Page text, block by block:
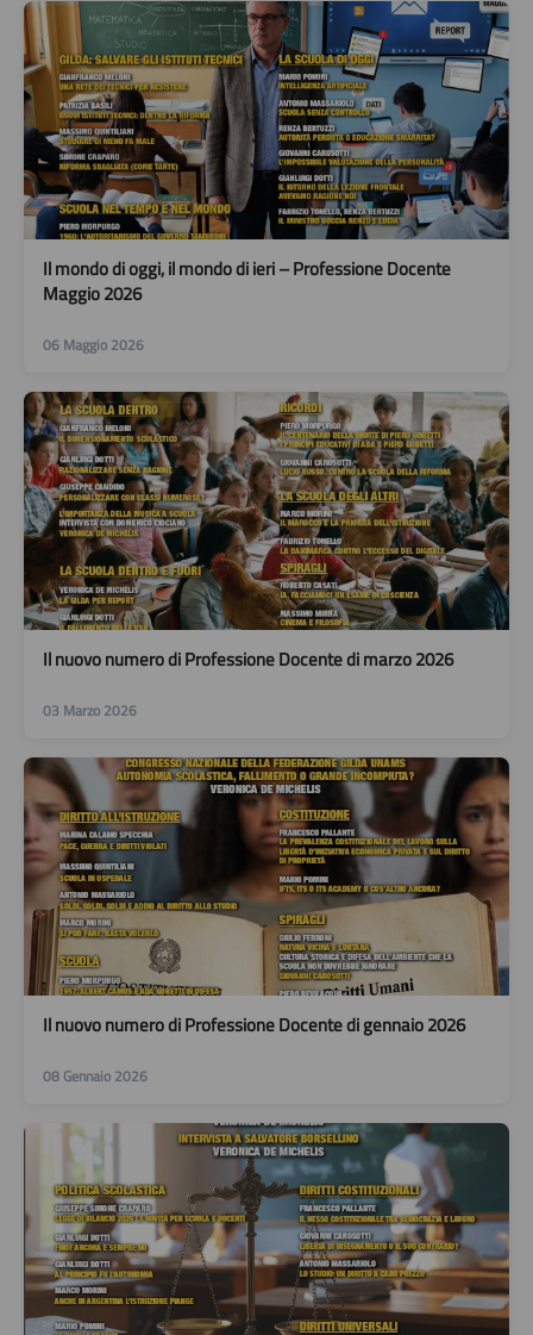
Il mondo di oggi, il mondo di ieri – Professione Docente
Maggio 2026
06 Maggio 2026
Il nuovo numero di Professione Docente di marzo 2026
03 Marzo 2026
Il nuovo numero di Professione Docente di gennaio 2026
08 Gennaio 2026